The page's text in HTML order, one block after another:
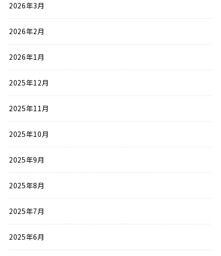
2026年3月
2026年2月
2026年1月
2025年12月
2025年11月
2025年10月
2025年9月
2025年8月
2025年7月
2025年6月